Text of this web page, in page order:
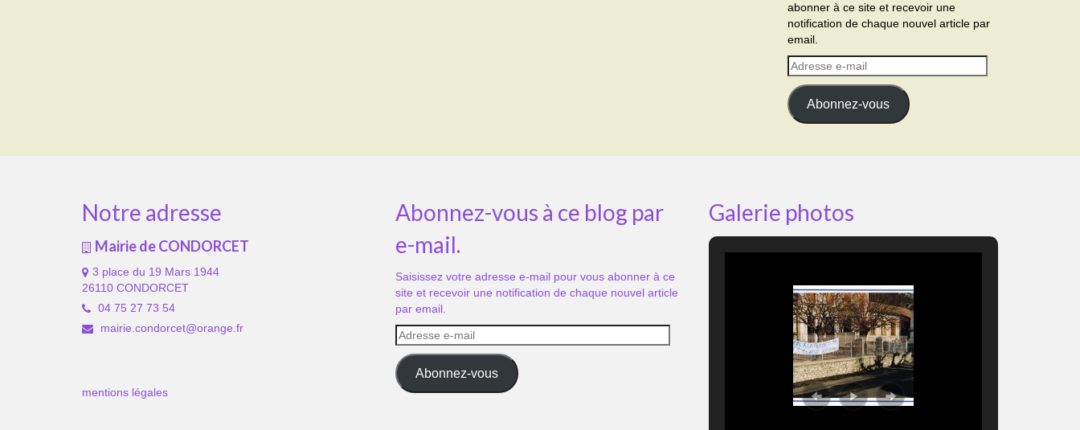
abonner à ce site et recevoir une
notification de chaque nouvel article par
email.
Adresse
e-
mail
Abonnez-vous
Notre adresse
Mairie de CONDORCET
3 place du 19 Mars 1944
26110 CONDORCET
04 75 27 73 54
mairie.condorcet@orange.fr
mentions légales
Abonnez-vous à ce blog par
e-mail.
Saisissez votre adresse e-mail pour vous abonner à ce
site et recevoir une notification de chaque nouvel article
par email.
Adresse
e-
mail
Abonnez-vous
Galerie photos